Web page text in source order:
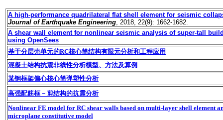
A high-performance quadrilateral flat shell element for seismic
Journal of Earthquake Engineering, 2018, 22(9): 1662-1682.
A shear wall element for nonlinear seismic analysis of super-tall
using OpenSees
基于分层壳单元的RC核心筒结构有限元分析和工程应用
混凝土结构抗震非线性分析模型、方法及算例
某钢框架偏心核心筒弹塑性分析
高强配筋框－剪结构的抗震分析
Nonlinear FE model for RC shear walls based on multi-layer shell element
microplane constitutive model